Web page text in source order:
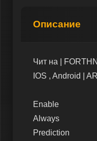
Описание
Чит на |
IOS , Android |
Enable
Always
Prediction